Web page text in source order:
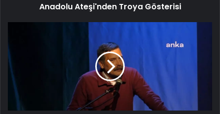
Anadolu Ateşi'nden Troya Gösterisi
Başkanı
Erkan
Siyasi
Gözaltılara
Gösterdi